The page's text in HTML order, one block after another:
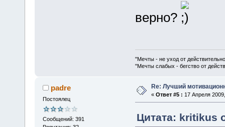
верно?
"Мечты - не уход от
"Мечты слабых - бегство от
padre
Постоялец
Сообщений: 391
Re: Лучший
« Ответ #5 : 17 Апреля
Цитата: kritikus